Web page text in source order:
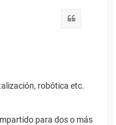
robótica etc.
para dos o más